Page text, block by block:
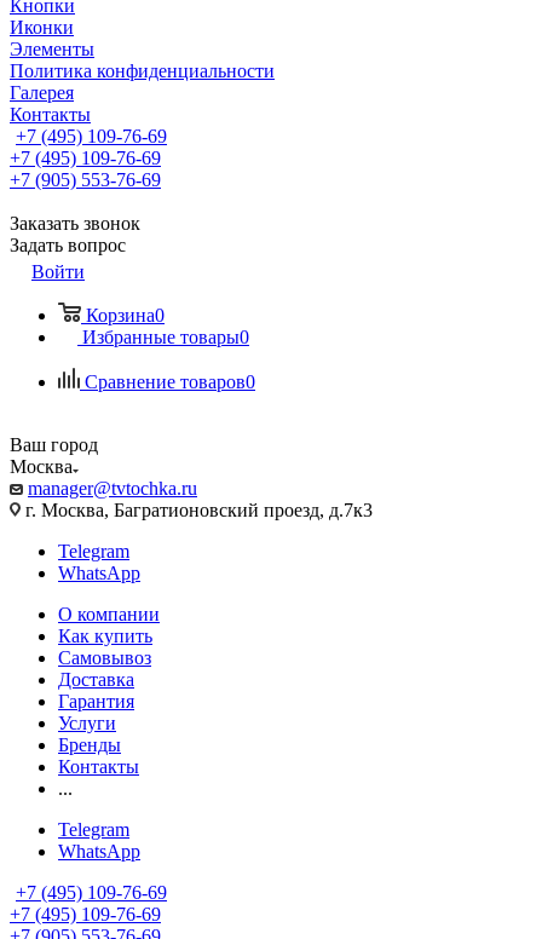
Кнопки
Иконки
Элементы
Политика конфиденциальности
Галерея
Контакты
+7 (495) 109-76-69
+7 (495) 109-76-69
+7 (905) 553-76-69
Заказать звонок
Задать вопрос
Войти
Корзина0
Избранные товары0
Сравнение товаров0
Ваш город
Москва
manager@tvtochka.ru
г. Москва, Багратионовский проезд, д.7к3
Telegram
WhatsApp
О компании
Как купить
Самовывоз
Доставка
Гарантия
Услуги
Бренды
Контакты
...
Telegram
WhatsApp
+7 (495) 109-76-69
+7 (495) 109-76-69